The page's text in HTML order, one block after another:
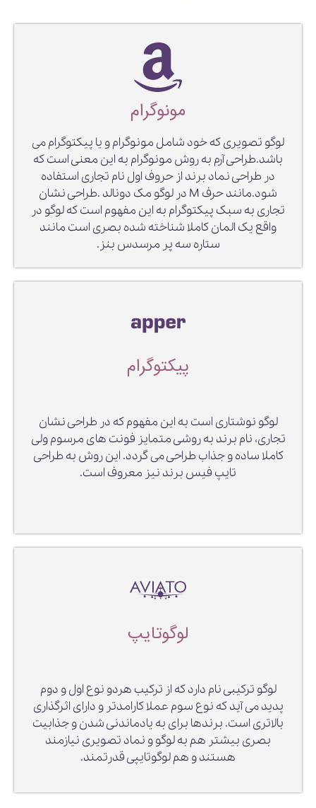
مونوگرام
لوگو تصویری که خود شامل مونوگرام و یا پیکتوگرام می
باشد.طراحی آرم به روش مونوگرام به این معنی است که
در طراحی نماد برند از حروف اول نام تجاری استفاده
شود.مانند حرف M در لوگو مک دونالد .طراحی نشان
تجاری به سبک پیکتوگرام به این مفهوم است که لوگو در
واقع یک المان کاملا شناخته شده بصری است مانند
ستاره سه پر مرسدس بنز.
پیکتوگرام
لوگو نوشتاری است به این مفهوم که در طراحی نشان
تجاری، نام برند به روشی متمایز فونت های مرسوم ولی
کاملا ساده و جذاب طراحی می گردد. این روش به طراحی
تایپ فیس برند نیز معروف است.
لوگوتایپ
لوگو ترکیبی نام دارد که از ترکیب هردو نوع اول و دوم
پدید می آید که نوع سوم عملا کارامدتر و دارای اثرگذاری
بالاتری است. برندها برای به یادماندنی شدن و جذابیت
بصری بیشتر هم به لوگو و نماد تصویری نیازمند
هستند و هم لوگوتایپی قدرتمند.